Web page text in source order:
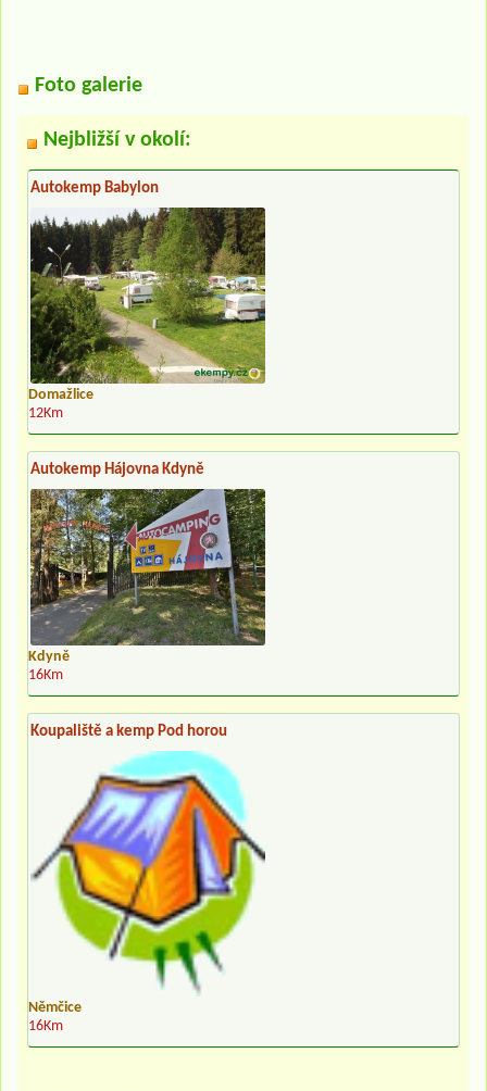
Foto galerie
Nejbližší v okolí:
Autokemp Babylon
Domažlice
12Km
Autokemp Hájovna Kdyně
Kdyně
16Km
Koupaliště a kemp Pod horou
Němčice
16Km